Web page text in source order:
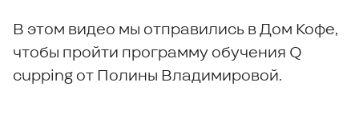
В этом видео мы отправились в Дом Кофе,
чтобы пройти программу обучения Q
cupping от Полины Владимировой.